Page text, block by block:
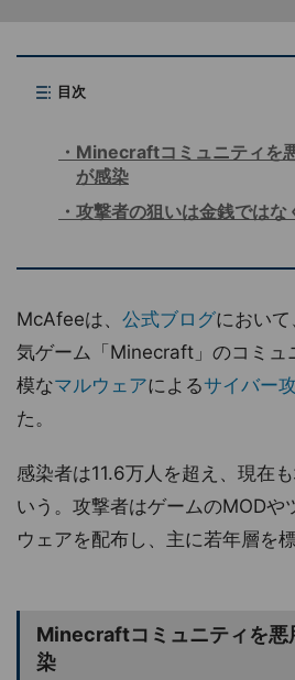
目次
Minecraftコミュニティを
が感染
攻撃者の狙いは金銭ではな
McAfeeは、 公式ブログにおい
気ゲーム「Minecraft」のコミュ
模なマルウェアによるサイバー
た。
感染者は11.6万人を超え、現在
いう。攻撃者はゲームのMODや
ウェアを配布し、主に若年層を
Minecraftコミュニティを悪
染